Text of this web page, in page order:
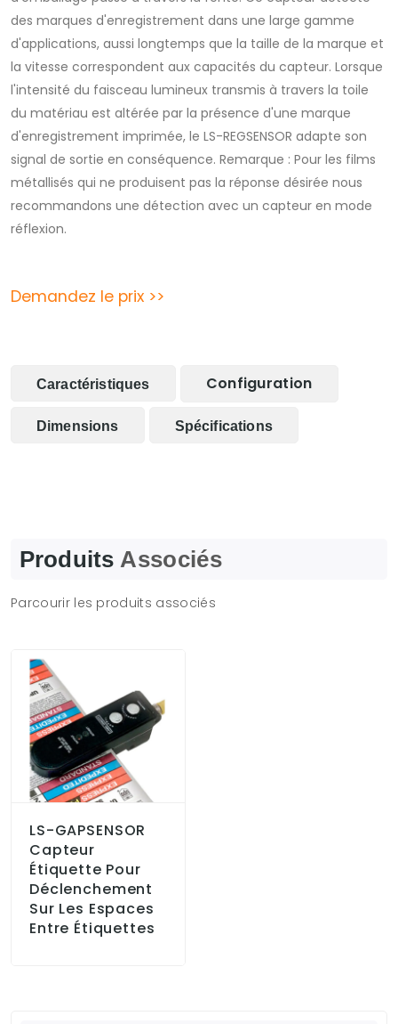
des marques d'enregistrement dans une large gamme
d'applications, aussi longtemps que la taille de la marque et
la vitesse correspondent aux capacités du capteur. Lorsque
l'intensité du faisceau lumineux transmis à travers la toile
du matériau est altérée par la présence d'une marque
d'enregistrement imprimée, le LS-REGSENSOR adapte son
signal de sortie en conséquence. Remarque : Pour les films
métallisés qui ne produisent pas la réponse désirée nous
recommandons une détection avec un capteur en mode
réflexion.
Demandez le prix >>
Caractéristiques Configuration
Dimensions Spécifications
ProduitsAssociés
Parcourir les produits associés
LS-GAPSENSOR
Capteur
Étiquette Pour
Déclenchement
Sur Les Espaces
Entre Étiquettes